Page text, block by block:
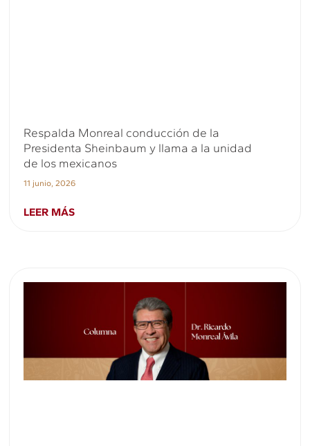
Respalda Monreal conducción de la
Presidenta Sheinbaum y llama a la unidad
de los mexicanos
11 junio, 2026
LEER MÁS